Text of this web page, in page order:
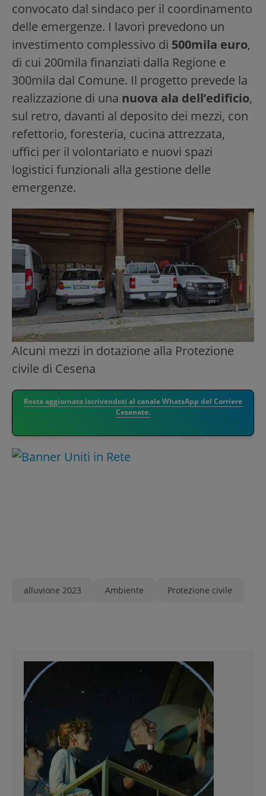
convocato dal sindaco per il coordinamento
delle emergenze. I lavori prevedono un
investimento complessivo di 500mila euro,
di cui 200mila finanziati dalla Regione e
300mila dal Comune. Il progetto prevede la
realizzazione di una nuova ala dell’edificio,
sul retro, davanti al deposito dei mezzi, con
refettorio, foresteria, cucina attrezzata,
uffici per il volontariato e nuovi spazi
logistici funzionali alla gestione delle
emergenze.
Alcuni mezzi in dotazione alla Protezione
civile di Cesena
Resta aggiornato iscrivendoti al canale WhatsApp del Corriere
Cesenate.
alluvione 2023 Ambiente Protezione civile